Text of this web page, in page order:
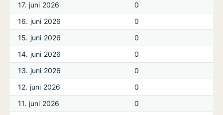
17. juni 2026
0
16. juni 2026
0
15. juni 2026
0
14. juni 2026
0
13. juni 2026
0
12. juni 2026
0
11. juni 2026
0